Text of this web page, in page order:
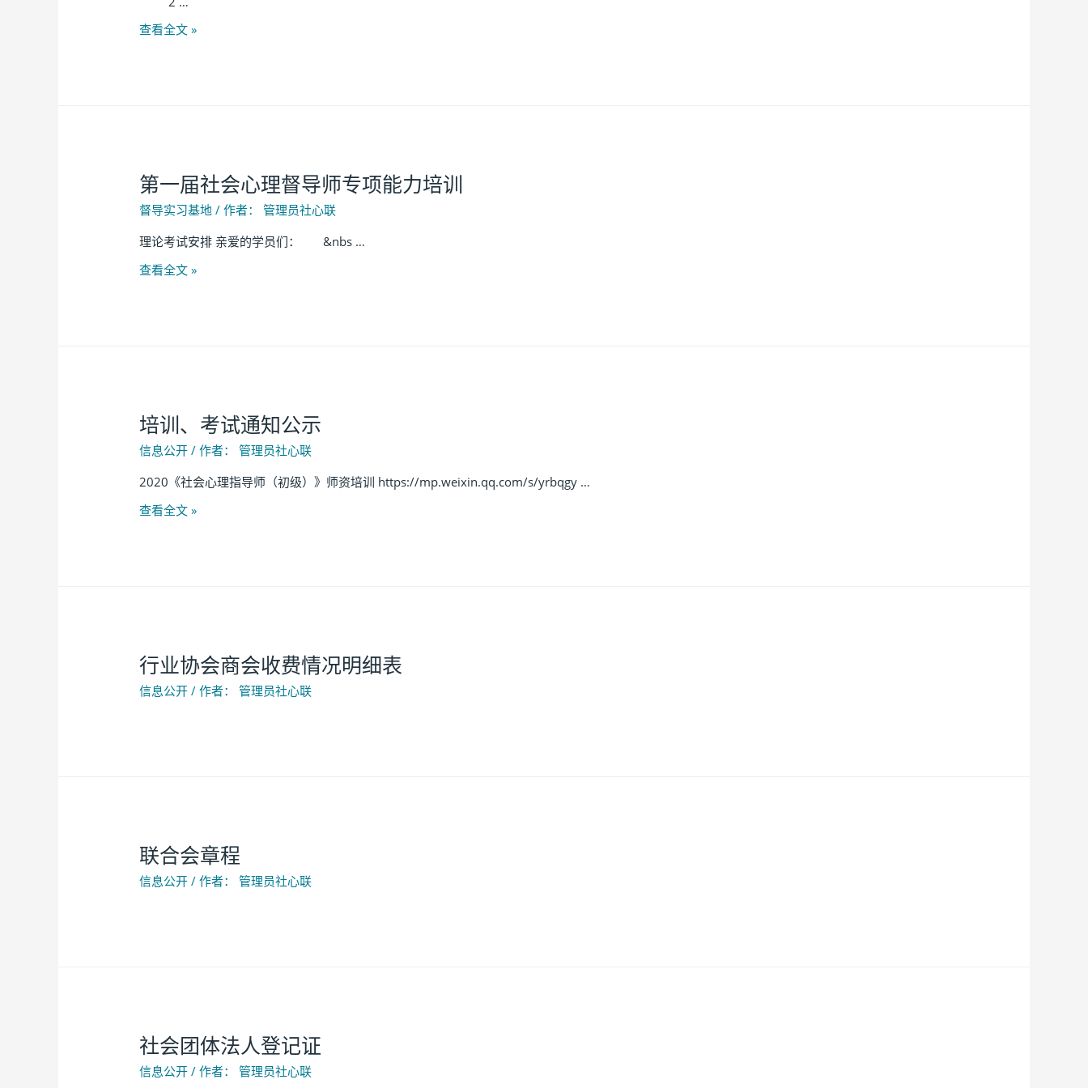
查看全文 »
第一届社会心理督导师专项能力培训
督导实习基地 / 作者：
管理员社心联
理论考试安排 亲爱的学员们： &nbs …
查看全文 »
培训、考试通知公示
信息公开 / 作者：
管理员社心联
2020《社会心理指导师（初级）》师资培训 https://mp.weixin.qq.com/s/yrbqgy …
查看全文 »
行业协会商会收费情况明细表
信息公开 / 作者： 管理员社心联
联合会章程
信息公开 / 作者： 管理员社心联
社会团体法人登记证
信息公开 / 作者： 管理员社心联